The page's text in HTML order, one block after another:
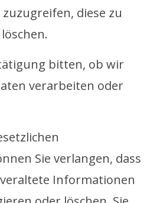
diese zu
bitten, ob wir
verarbeiten oder
Sie verlangen, dass
Informationen